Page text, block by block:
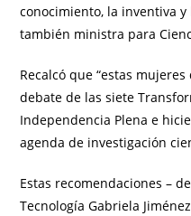
conocimiento, la inventiva y
también ministra para
Recalcó que “estas
debate de las siete
Independencia Plena e
agenda de investigación
Estas recomendaciones –
Tecnología Gabriela